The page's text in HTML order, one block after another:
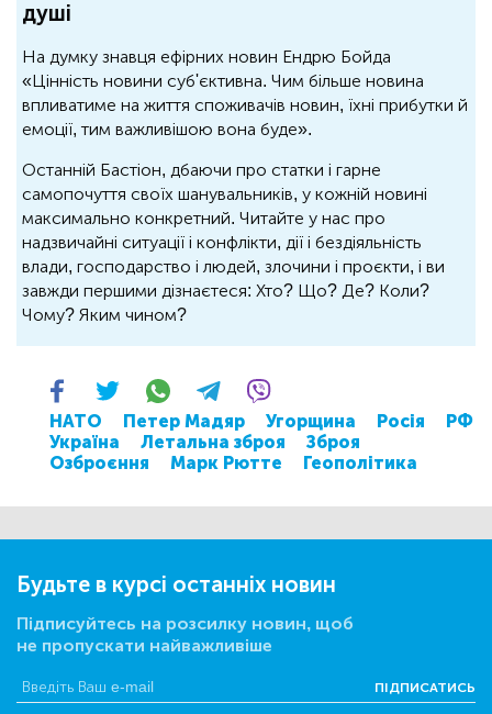
душі
На думку знавця ефірних новин Ендрю Бойда
«Цінність новини суб'єктивна. Чим більше новина
впливатиме на життя споживачів новин, їхні прибутки й
емоції, тим важливішою вона буде».
Останній Бастіон, дбаючи про статки і гарне
самопочуття своїх шанувальників, у кожній новині
максимально конкретний. Читайте у нас про
надзвичайні ситуації і конфлікти, дії і бездіяльність
влади, господарство і людей, злочини і проєкти, і ви
завжди першими дізнаєтеся: Хто? Що? Де? Коли?
Чому? Яким чином?
НАТО Петер Мадяр Угорщина Росія
РФ
Україна
Летальна зброя
Зброя
Озброєння
Марк Рютте Геополітика
Будьте в курсі останніх новин
Підписуйтесь на розсилку новин, щоб
не пропускати найважливіше
ПІДПИСАТИСЬ